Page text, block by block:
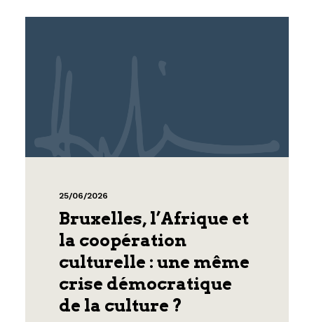
25/06/2026
Bruxelles, l’Afrique et
la coopération
culturelle : une même
crise démocratique
de la culture ?